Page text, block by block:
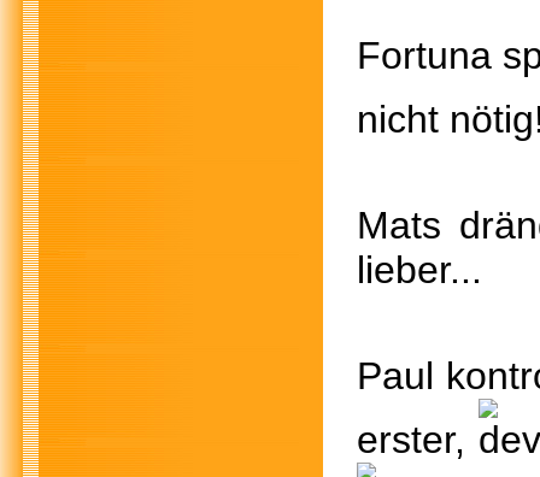
nicht
Mats
Paul
erster,